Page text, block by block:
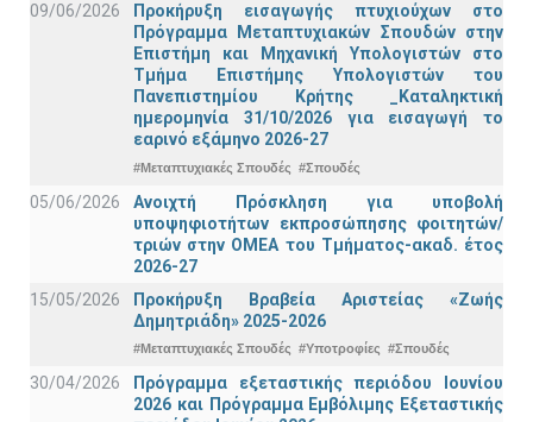
09/06/2026
Προκήρυξη εισαγωγής πτυχιούχων στo
Πρόγραμμα Μεταπτυχιακών Σπουδών στην
Επιστήμη και Μηχανική Υπολογιστών στο
Τμήμα Eπιστήμης Υπολογιστών του
Πανεπιστημίου Κρήτης _Καταληκτική
ημερομηνία 31/10/2026 για εισαγωγή το
εαρινό εξάμηνο 2026-27
#Μεταπτυχιακές Σπουδές #Σπουδές
05/06/2026
Ανοιχτή Πρόσκληση για υποβολή
υποψηφιοτήτων εκπροσώπησης φοιτητών/
τριών στην ΟΜΕΑ του Τμήματος-ακαδ. έτος
2026-27
15/05/2026
Προκήρυξη Βραβεία Αριστείας «Ζωής
Δημητριάδη» 2025-2026
#Μεταπτυχιακές Σπουδές #Υποτροφίες #Σπουδές
30/04/2026
Πρόγραμμα εξεταστικής περιόδου Ιουνίου
2026 και Πρόγραμμα Εμβόλιμης Εξεταστικής